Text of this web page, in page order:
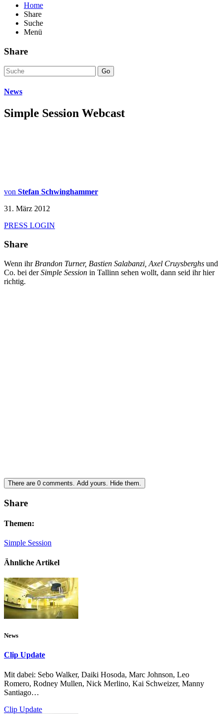
Home
Share
Suche
Menü
Share
Go
News
Simple Session Webcast
von Stefan Schwinghammer
31. März 2012
PRESS LOGIN
Share
Wenn ihr Brandon Turner, Bastien Salabanzi, Axel Cruysberghs und
Co. bei derSimple Session in Tallinn sehen wollt, dann seid ihr hier
richtig.
There are 0 comments. Add yours. Hide them.
Share
Themen:
Simple Session
Ähnliche Artikel
News
Clip Update
Mit dabei: Sebo Walker, Daiki Hosoda, Marc Johnson, Leo
Romero, Rodney Mullen, Nick Merlino, Kai Schweizer, Manny
Santiago…
Clip Update